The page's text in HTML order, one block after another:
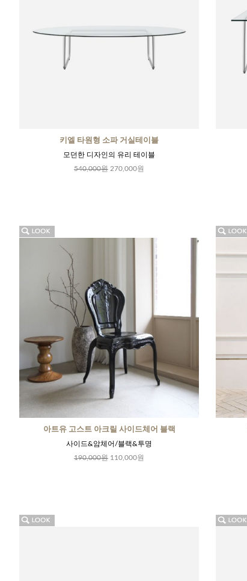
키엘 타원형 소파 거실테이블
모던한 디자인의 유리 테이블
540,000원 270,000원
아트유 고스트 아크릴 사이드체어 블랙
사이드&암체어/블랙&투명
190,000원 110,000원